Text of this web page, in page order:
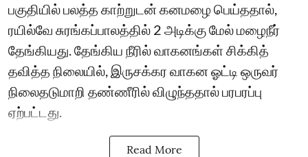
பகுதியில் பலத்த காற்றுடன் கனமழை பெய்ததால்,
ரயில்வே சுரங்கப்பாலத்தில் 2 அடிக்கு மேல் மழைநீர்
தேங்கியது. தேங்கிய நீரில் வாகனங்கள் சிக்கித்
தவித்த நிலையில், இருசக்கர வாகன ஓட்டி ஒருவர்
நிலைதடுமாறி தண்ணீரில் விழுந்ததால் பரபரப்பு
ஏற்பட்டது.
Read More